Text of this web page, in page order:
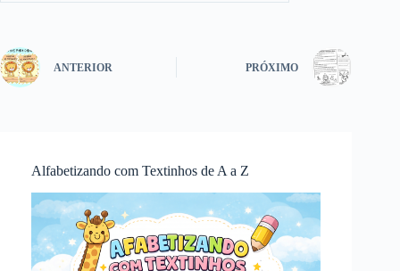
ANTERIOR PRÓXIMO
Alfabetizando com Textinhos de A a Z